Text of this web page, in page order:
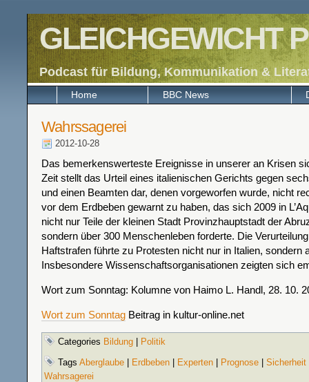
GLEICHGEWICHT
Podcast für Bildung, Kommunikation &
BBC News
Home
Wahrssagerei
2012-10-28
Das bemerkenswerteste Ereignisse in unserer an Krisen
Zeit stellt das Urteil eines italienischen Gerichts gegen
und einen Beamten dar, denen vorgeworfen wurde, nicht
vor dem Erdbeben gewarnt zu haben, das sich 2009 in
nicht nur Teile der kleinen Stadt Provinzhauptstadt der
sondern über 300 Menschenleben forderte. Die
Haftstrafen führte zu Protesten nicht nur in Italien, sondern
Insbesondere Wissenschaftsorganisationen zeigten sich
Wort zum Sonntag: Kolumne von Haimo L. Handl, 28. 10.
Wort zum Sonntag Beitrag in kultur-online.net
Categories Bildung
Politik
Tags Aberglaube Erdbeben Experten Prognose Sicherheit
Wahrsagerei